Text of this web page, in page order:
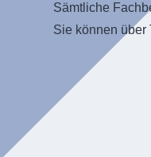
Sämtliche
Sie können über